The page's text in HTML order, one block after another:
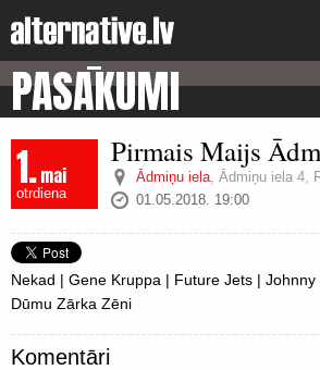
PASĀKUMI
1.mai
otrdiena
Pirmais Maijs
Ādmiņu iela, Ādmiņu iela 4,
01.05.2018. 19:00
Nekad | Gene Kruppa | Future Jets |
Dūmu Zārka Zēni
Komentāri